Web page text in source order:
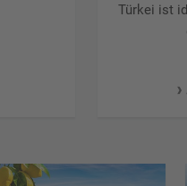
Türkei ist